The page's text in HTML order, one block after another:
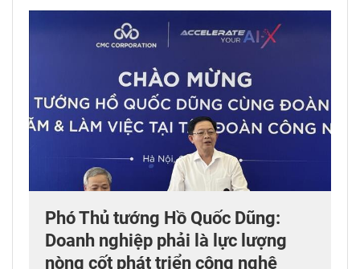
Phó Thủ tướng Hồ Quốc Dũng:
Doanh nghiệp phải là lực lượng
nòng cốt phát triển công nghệ